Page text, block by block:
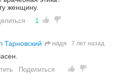
женщину.
1
Тарновский надя 7 лет назад
Поделиться